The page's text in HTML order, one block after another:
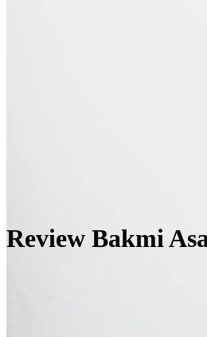
Review Bakmi